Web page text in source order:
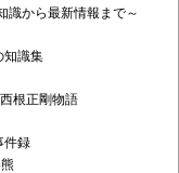
から最新情報まで～
知識集
根正剛物語
件録